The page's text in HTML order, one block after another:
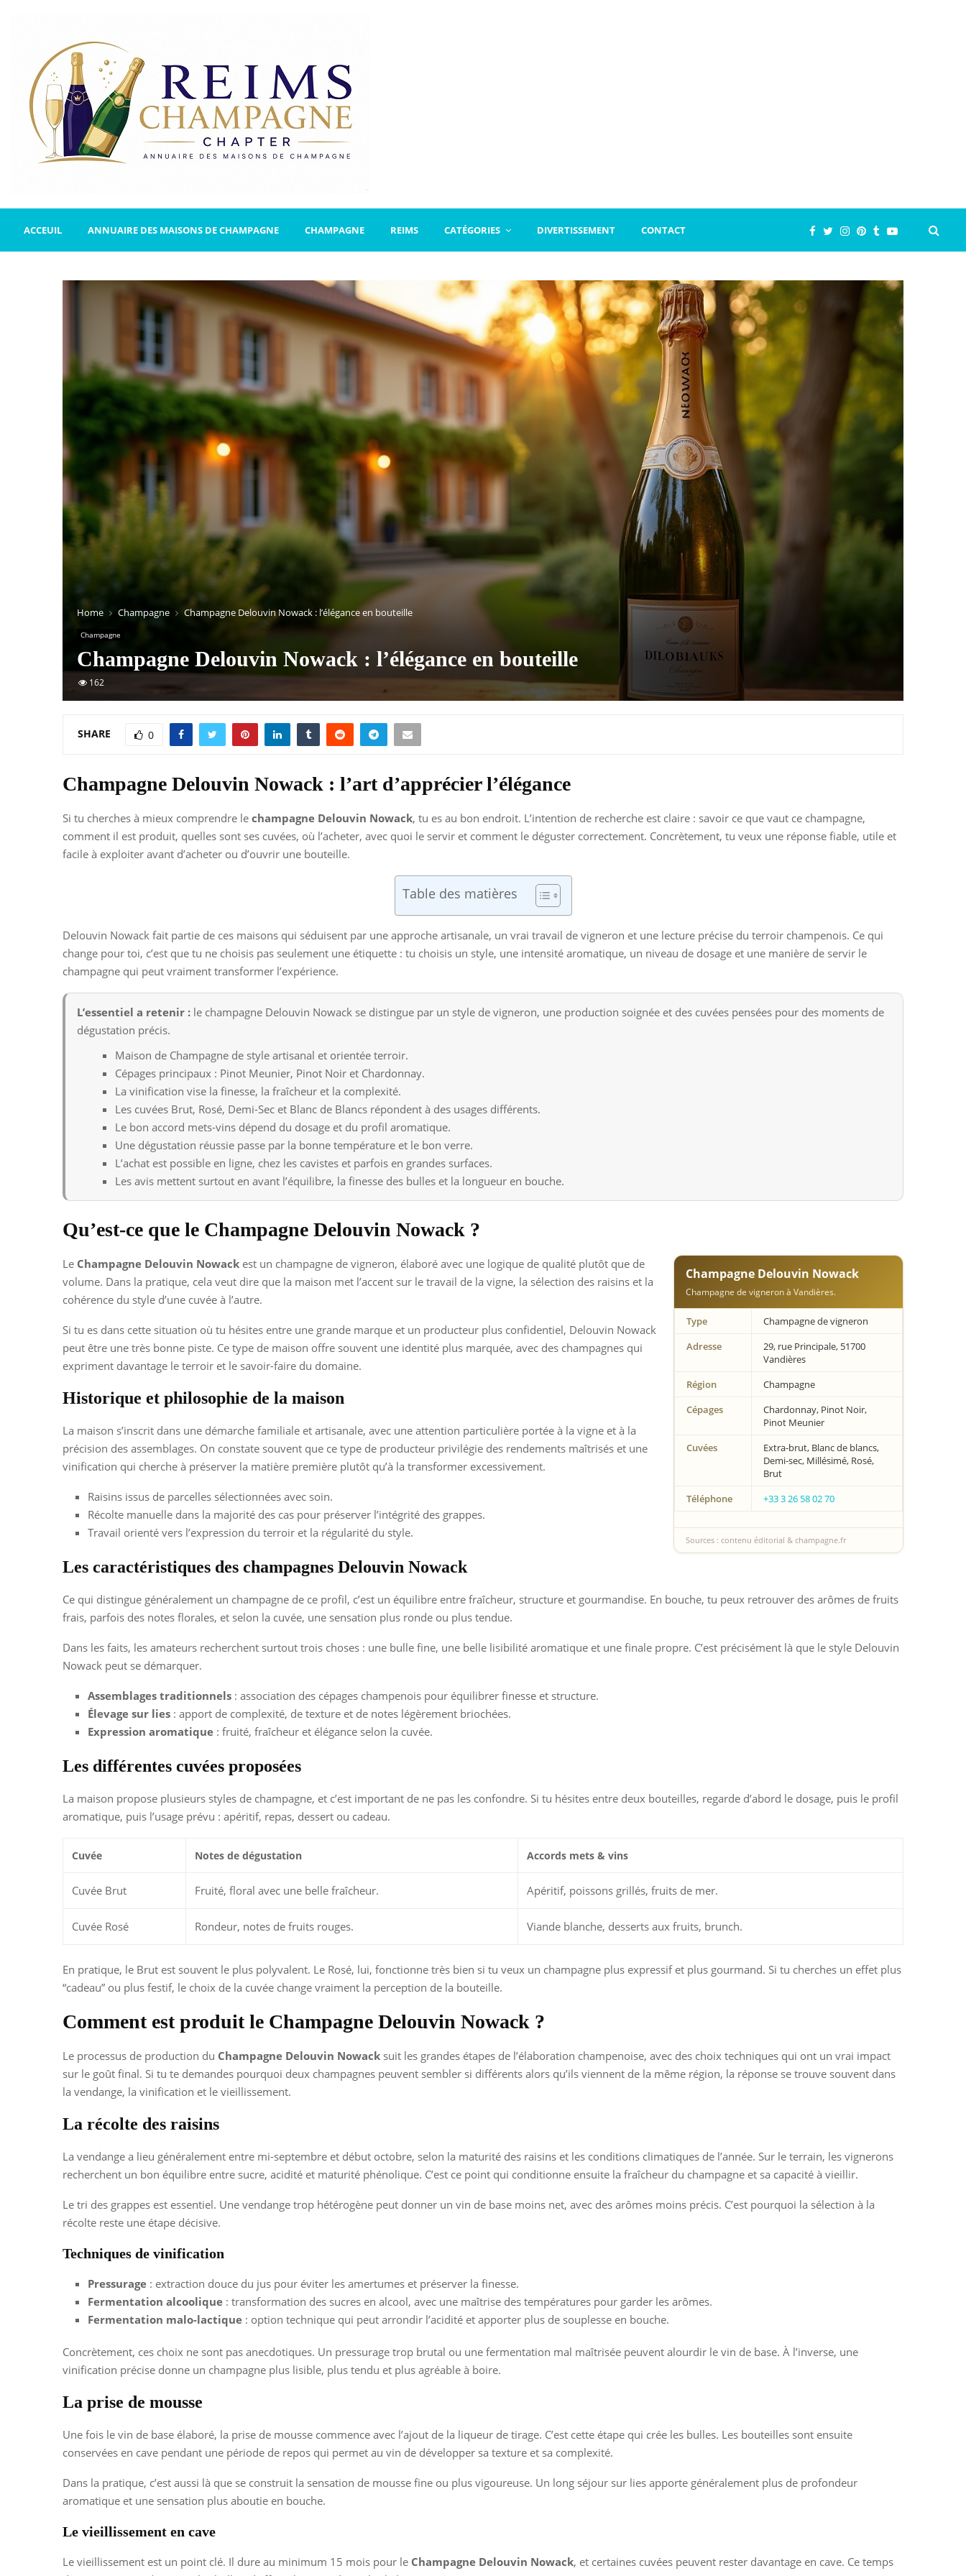
ACCEUIL ANNUAIRE DES MAISONS DE CHAMPAGNE CHAMPAGNE REIMS CATÉGORIES DIVERTISSEMENT CONTACT
Home Champagne Champagne Delouvin Nowack : l’élégance en bouteille
Champagne
Champagne Delouvin Nowack : l’élégance en bouteille
162
SHARE 0
Champagne Delouvin Nowack : l’art d’apprécier l’élégance
Si tu cherches à mieux comprendre le champagne Delouvin Nowack, tu es au bon endroit. L’intention de recherche est claire : savoir ce que vaut ce champagne,
comment il est produit, quelles sont ses cuvées, où l’acheter, avec quoi le servir et comment le déguster correctement. Concrètement, tu veux une réponse fiable, utile et
facile à exploiter avant d’acheter ou d’ouvrir une bouteille.
Table des matières
Delouvin Nowack fait partie de ces maisons qui séduisent par une approche artisanale, un vrai travail de vigneron et une lecture précise du terroir champenois. Ce qui
change pour toi, c’est que tu ne choisis pas seulement une étiquette : tu choisis un style, une intensité aromatique, un niveau de dosage et une manière de servir le
champagne qui peut vraiment transformer l’expérience.
L’essentiel a retenir : le champagne Delouvin Nowack se distingue par un style de vigneron, une production soignée et des cuvées pensées pour des moments de
dégustation précis.
Maison de Champagne de style artisanal et orientée terroir.
Cépages principaux : Pinot Meunier, Pinot Noir et Chardonnay.
La vinification vise la finesse, la fraîcheur et la complexité.
Les cuvées Brut, Rosé, Demi-Sec et Blanc de Blancs répondent à des usages différents.
Le bon accord mets-vins dépend du dosage et du profil aromatique.
Une dégustation réussie passe par la bonne température et le bon verre.
L’achat est possible en ligne, chez les cavistes et parfois en grandes surfaces.
Les avis mettent surtout en avant l’équilibre, la finesse des bulles et la longueur en bouche.
Qu’est-ce que le Champagne Delouvin Nowack ?
Champagne Delouvin Nowack
Champagne de vigneron à Vandières.
Type
Champagne de vigneron
Adresse
29, rue Principale, 51700
Vandières
Région
Champagne
Cépages
Chardonnay, Pinot Noir,
Pinot Meunier
Cuvées
Extra-brut, Blanc de blancs,
Demi-sec, Millésimé, Rosé,
Brut
Téléphone
+33 3 26 58 02 70
Sources : contenu éditorial & champagne.fr
Le Champagne Delouvin Nowack est un champagne de vigneron, élaboré avec une logique de qualité plutôt que de
volume. Dans la pratique, cela veut dire que la maison met l’accent sur le travail de la vigne, la sélection des raisins et la
cohérence du style d’une cuvée à l’autre.
Si tu es dans cette situation où tu hésites entre une grande marque et un producteur plus confidentiel, Delouvin Nowack
peut être une très bonne piste. Ce type de maison offre souvent une identité plus marquée, avec des champagnes qui
expriment davantage le terroir et le savoir-faire du domaine.
Historique et philosophie de la maison
La maison s’inscrit dans une démarche familiale et artisanale, avec une attention particulière portée à la vigne et à la
précision des assemblages. On constate souvent que ce type de producteur privilégie des rendements maîtrisés et une
vinification qui cherche à préserver la matière première plutôt qu’à la transformer excessivement.
Raisins issus de parcelles sélectionnées avec soin.
Récolte manuelle dans la majorité des cas pour préserver l’intégrité des grappes.
Travail orienté vers l’expression du terroir et la régularité du style.
Les caractéristiques des champagnes Delouvin Nowack
Ce qui distingue généralement un champagne de ce profil, c’est un équilibre entre fraîcheur, structure et gourmandise. En bouche, tu peux retrouver des arômes de fruits
frais, parfois des notes florales, et selon la cuvée, une sensation plus ronde ou plus tendue.
Dans les faits, les amateurs recherchent surtout trois choses : une bulle fine, une belle lisibilité aromatique et une finale propre. C’est précisément là que le style Delouvin
Nowack peut se démarquer.
Assemblages traditionnels : association des cépages champenois pour équilibrer finesse et structure.
Élevage sur lies : apport de complexité, de texture et de notes légèrement briochées.
Expression aromatique : fruité, fraîcheur et élégance selon la cuvée.
Les différentes cuvées proposées
La maison propose plusieurs styles de champagne, et c’est important de ne pas les confondre. Si tu hésites entre deux bouteilles, regarde d’abord le dosage, puis le profil
aromatique, puis l’usage prévu : apéritif, repas, dessert ou cadeau.
Cuvée Notes de dégustation Accords mets & vins
Cuvée Brut Fruité, floral avec une belle fraîcheur. Apéritif, poissons grillés, fruits de mer.
Cuvée Rosé Rondeur, notes de fruits rouges. Viande blanche, desserts aux fruits, brunch.
En pratique, le Brut est souvent le plus polyvalent. Le Rosé, lui, fonctionne très bien si tu veux un champagne plus expressif et plus gourmand. Si tu cherches un effet plus
“cadeau” ou plus festif, le choix de la cuvée change vraiment la perception de la bouteille.
Comment est produit le Champagne Delouvin Nowack ?
Le processus de production du Champagne Delouvin Nowack suit les grandes étapes de l’élaboration champenoise, avec des choix techniques qui ont un vrai impact
sur le goût final. Si tu te demandes pourquoi deux champagnes peuvent sembler si différents alors qu’ils viennent de la même région, la réponse se trouve souvent dans
la vendange, la vinification et le vieillissement.
La récolte des raisins
La vendange a lieu généralement entre mi-septembre et début octobre, selon la maturité des raisins et les conditions climatiques de l’année. Sur le terrain, les vignerons
recherchent un bon équilibre entre sucre, acidité et maturité phénolique. C’est ce point qui conditionne ensuite la fraîcheur du champagne et sa capacité à vieillir.
Le tri des grappes est essentiel. Une vendange trop hétérogène peut donner un vin de base moins net, avec des arômes moins précis. C’est pourquoi la sélection à la
récolte reste une étape décisive.
Techniques de vinification
Pressurage : extraction douce du jus pour éviter les amertumes et préserver la finesse.
Fermentation alcoolique : transformation des sucres en alcool, avec une maîtrise des températures pour garder les arômes.
Fermentation malo-lactique : option technique qui peut arrondir l’acidité et apporter plus de souplesse en bouche.
Concrètement, ces choix ne sont pas anecdotiques. Un pressurage trop brutal ou une fermentation mal maîtrisée peuvent alourdir le vin de base. À l’inverse, une
vinification précise donne un champagne plus lisible, plus tendu et plus agréable à boire.
La prise de mousse
Une fois le vin de base élaboré, la prise de mousse commence avec l’ajout de la liqueur de tirage. C’est cette étape qui crée les bulles. Les bouteilles sont ensuite
conservées en cave pendant une période de repos qui permet au vin de développer sa texture et sa complexité.
Dans la pratique, c’est aussi là que se construit la sensation de mousse fine ou plus vigoureuse. Un long séjour sur lies apporte généralement plus de profondeur
aromatique et une sensation plus aboutie en bouche.
Le vieillissement en cave
Le vieillissement est un point clé. Il dure au minimum 15 mois pour le Champagne Delouvin Nowack, et certaines cuvées peuvent rester davantage en cave. Ce temps